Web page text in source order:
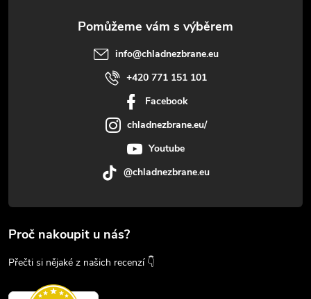
info@chladnezbrane.eu
+420 771 151 101
Facebook
chladnezbrane.eu/
Youtube
@chladnezbrane.eu
Proč nakoupit u nás?
Přečti si nějaké z našich recenzí 👇